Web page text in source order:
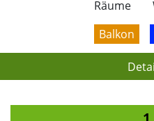
Räume
Balkon